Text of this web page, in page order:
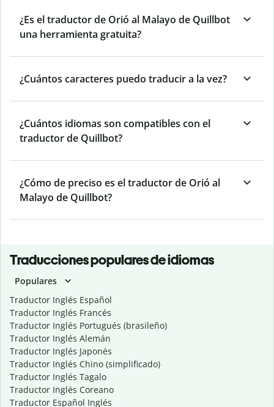
¿Es el traductor de Orió al Malayo de Quillbot
una herramienta gratuita?
¿Cuántos caracteres puedo traducir a la vez?
¿Cuántos idiomas son compatibles con el
traductor de Quillbot?
¿Cómo de preciso es el traductor de Orió al
Malayo de Quillbot?
Traducciones populares de idiomas
Populares
Traductor Inglés Español
Traductor Inglés Francés
Traductor Inglés Portugués (brasileño)
Traductor Inglés Alemán
Traductor Inglés Japonés
Traductor Inglés Chino (simplificado)
Traductor Inglés Tagalo
Traductor Inglés Coreano
Traductor Español Inglés